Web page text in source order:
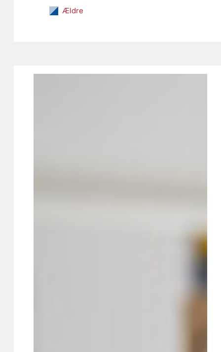
Ældre